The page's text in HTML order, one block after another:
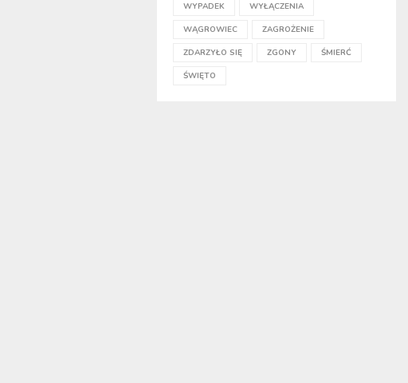
WYPADEK WYŁĄCZENIA
WĄGROWIEC ZAGROŻENIE
ZDARZYŁO SIĘ ZGONY ŚMIERĆ
ŚWIĘTO